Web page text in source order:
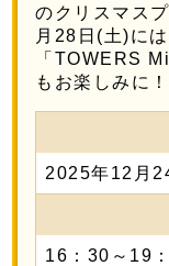
のクリスマス
月28日(土)に
「TOWERS
もお楽しみに！
2025年12月
16：30～19